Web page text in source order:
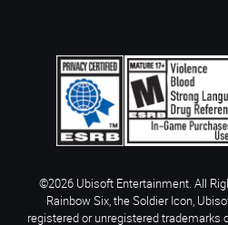
©2026 Ubisoft Entertainment. All
Rainbow Six, the Soldier Icon,
registered or unregistered trademarks